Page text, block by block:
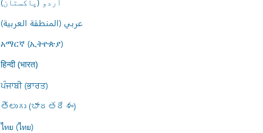
عربي (المنطقة العربية)
አማርኛ (ኢትዮጵያ)
हिन्दी (भारत)
ਪੰਜਾਬੀ (ਭਾਰਤ)
తెలుగు (భారతదేశం)
ไทย (ไทย)